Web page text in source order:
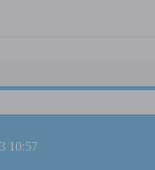
10:57